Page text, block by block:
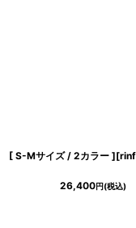
26,400円(税込)